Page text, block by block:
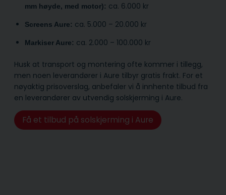
mm høyde, med motor): ca. 6.000 kr
Screens Aure: ca. 5.000 – 20.000 kr
Markiser Aure: ca. 2.000 – 100.000 kr
Husk at transport og montering ofte kommer i tillegg,
men noen leverandører i Aure tilbyr gratis frakt. For et
nøyaktig prisoverslag, anbefaler vi å innhente tilbud fra
en leverandører av utvendig solskjerming i Aure.
Få et tilbud på solskjerming i Aure